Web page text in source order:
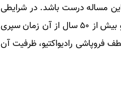
مساله درست باشد. در شرایطی
که پلوتونیوم دی‌اکسید مفقود شده هرگز پیدا نشد، نیمه عمر پی‌یو-238 حدود 88 سال است و بیش از 50 سال از آن زمان سپری
فروپاشی رادیواکتیو، ظرفیت آن